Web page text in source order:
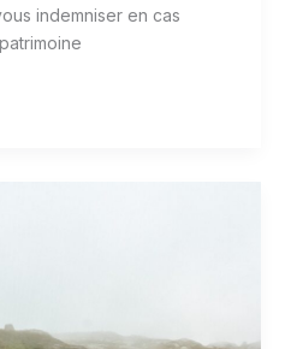
indemniser en cas